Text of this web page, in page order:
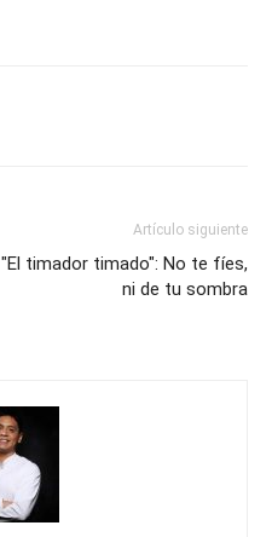
Artículo siguiente
"El timador timado": No te fíes,
ni de tu sombra